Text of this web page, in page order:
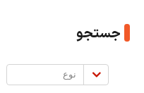
جستجو
نوع